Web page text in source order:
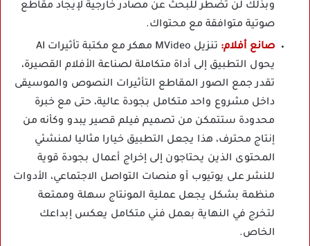
وبذلك لن تضطر للبحث عن مصادر خارجية لإيجاد مقاطع
صوتية متوافقة مع محتواك.
صانع أفلام:
تنزيل MVideo مهكر مع مكتبة تأثيرات AI
يحول التطبيق إلى أداة متكاملة لصناعة الأفلام القصيرة،
تقدر جمع الصور المقاطع التأثيرات النصوص والموسيقى
داخل مشروع واحد متكامل بجودة عالية، حتى مع خبرة
محدودة ستتمكن من تصميم فيلم قصير يبدو وكأنه من
إنتاج محترف، هذا يجعل التطبيق خيارا مثاليا لمنشئي
المحتوى الذين يحتاجون إلى إخراج أعمال بجودة قوية
للنشر على يوتيوب أو منصات التواصل الاجتماعي، الأدوات
منظمة بشكل يجعل عملية المونتاج سهلة وممتعة
لتخرج في النهاية بعمل فني متكامل يعكس إبداعك
الخاص.